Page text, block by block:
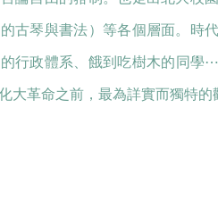
古琴與書法）等各個層面。時
行政體系、餓到吃樹木的同
大革命之前，最為詳實而獨特的